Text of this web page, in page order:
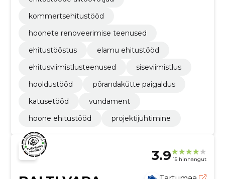
kommertsehitustööd
hoonete renoveerimise teenused
ehitustööstus
elamu ehitustööd
ehitusviimistlusteenused
siseviimistlus
hooldustööd
põrandakütte paigaldus
katusetööd
vundament
hoone ehitustööd
projektijuhtimine
3.9 15 hinnangut